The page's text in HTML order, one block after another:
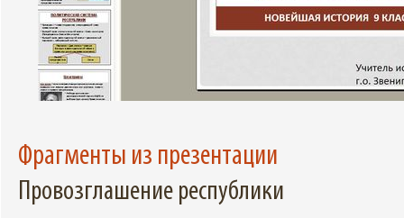
Фрагменты из презентации
Провозглашение республики